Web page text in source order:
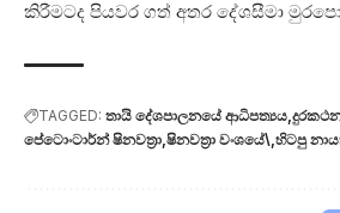
කිරීමටද පියවර ගත් අතර දේශසීමා
TAGGED: තායි දේශපාලනයේ ආධිපත්‍යය
පේටොංටාර්න් ෂිනවත්‍රා ෂිනවත්‍රා වංශයේ\ හිටපු